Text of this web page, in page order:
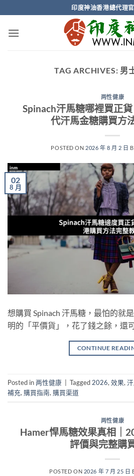
to
content
印度神油香港總代理
TAG ARCHIVES: 男
两性健康
Spinach汗馬糖哪裡買正
代汗馬金糖購買方
POSTED ON 2026 年 8 月 2 日
02
8 月
想購買 Spinach 汗馬糖，最怕的就
明的「平價貨」，花了錢之餘，還
CONTINUE
Posted in两性健康 Tagged2026,效果,
補充, 購買指南, 購買渠道
两性健康
Hamer悍馬糖效果真相｜
評價與完整購
POSTED ON 2026 年 7 月 25 日